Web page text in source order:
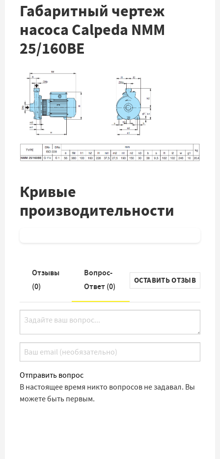
Габаритный чертеж
насоса Calpeda NMM
25/160BE
Кривые
производительности
Отзывы
(0)
Вопрос-
Ответ (0)
ОСТАВИТЬ ОТЗЫВ
Отправить вопрос
В настоящее время никто вопросов не задавал. Вы
можете быть первым.